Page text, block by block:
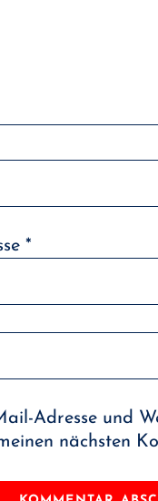
*
Adresse und
nächsten